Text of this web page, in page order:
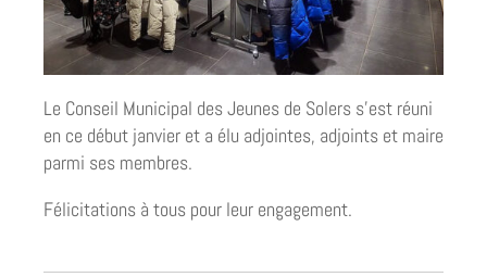
Le Conseil Municipal des Jeunes de Solers s’est réuni
en ce début janvier et a élu adjointes, adjoints et maire
parmi ses membres.
Félicitations à tous pour leur engagement.